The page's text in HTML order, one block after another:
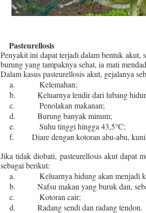
Pasteurellosis
Penyakit ini dapat terjadi dalam bentuk akut,
burung yang tampaknya sehat, ia mati
Dalam kasus pasteurellosis akut, gejalanya
a.
Kelemahan;
b.
Keluarnya lendir dari lubang
c.
Penolakan makanan;
d.
Burung banyak minum;
e.
Suhu tinggi hingga 43,5°C;
f.
Diare dengan kotoran abu-abu,
Jika tidak diobati, pasteurellosis akut dapat
sebagai berikut:
a.
Keluarnya hidung akan menjadi
b.
Nafsu makan yang buruk dan,
c.
Kotoran cair;
d.
Radang sendi dan radang tendon.